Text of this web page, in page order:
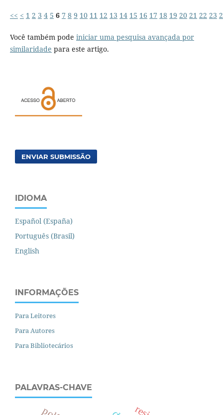
<< < 1 2 3 4 5 6 7 8 9 10 11 12 13 14 15 16 17 18 19 20 21 22 23
Você também pode iniciar uma pesquisa avançada por
similaridade para este artigo.
ENVIAR SUBMISSÃO
IDIOMA
Español (España)
Português (Brasil)
English
INFORMAÇÕES
Para Leitores
Para Autores
Para Bibliotecários
PALAVRAS-CHAVE